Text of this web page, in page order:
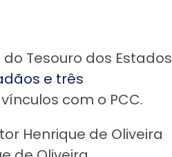
Tesouro dos Estados
e três
com o PCC.
Henrique de Oliveira